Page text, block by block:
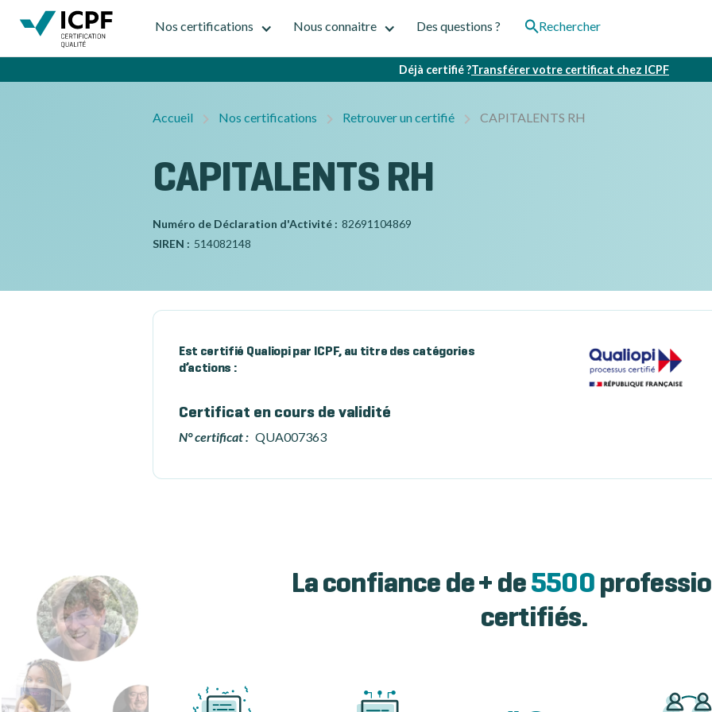
Nos certifications Nous connaitre Des questions ? Rechercher
Déjà certifié ?Transférer votre certificat chez ICPF
Accueil Nos certifications Retrouver un certifié CAPITALENTS RH
CAPITALENTS RH
Numéro de Déclaration d'Activité : 82691104869
SIREN : 514082148
Est certifié Qualiopi par ICPF, au titre des catégories
d’actions :
Certificat en cours de validité
N° certificat : QUA007363
La confiance de + de 5500
certifiés.